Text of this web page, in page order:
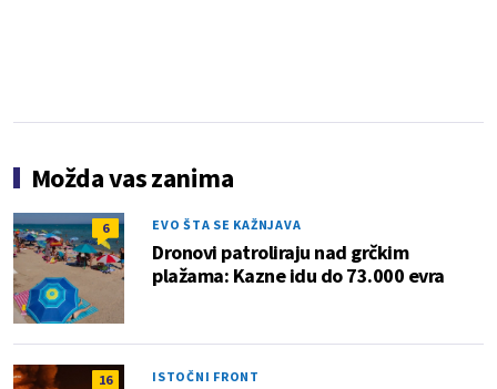
Možda vas zanima
6 EVO ŠTA SE KAŽNJAVA
Dronovi patroliraju nad grčkim
plažama: Kazne idu do 73.000 evra
16 ISTOČNI FRONT